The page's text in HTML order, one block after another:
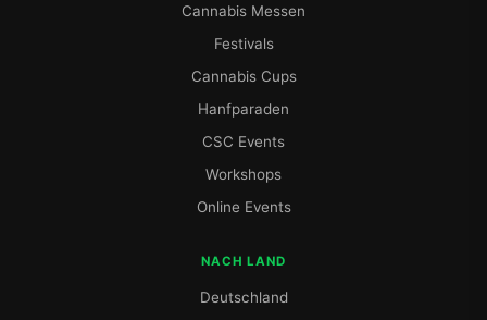
Cannabis Messen
Festivals
Cannabis Cups
Hanfparaden
CSC Events
Workshops
Online Events
NACH LAND
Deutschland